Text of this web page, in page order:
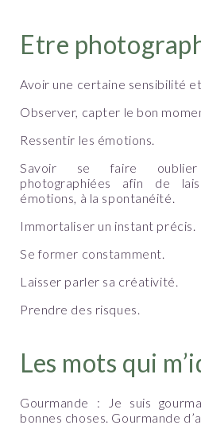
Etre
Avoir une certaine sensibilité
Observer, capter le bon
Ressentir les émotions.
Savoir se faire oublier
photographiées afin de
émotions, à la spontanéité.
Immortaliser un instant précis.
Se former constamment.
Laisser parler sa créativité.
Prendre des risques.
Les mots qui
Gourmande : Je suis
bonnes choses. Gourmande